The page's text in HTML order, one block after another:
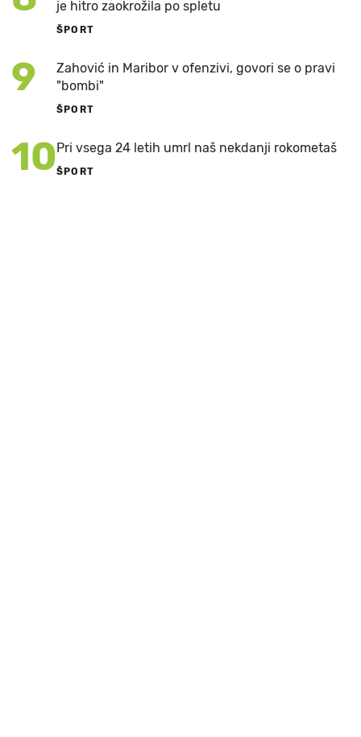
je hitro zaokrožila po spletu
ŠPORT
9
Zahović in Maribor v ofenzivi, govori se o pravi
"bombi"
ŠPORT
10Pri vsega 24 letih umrl naš nekdanji rokometaš
ŠPORT